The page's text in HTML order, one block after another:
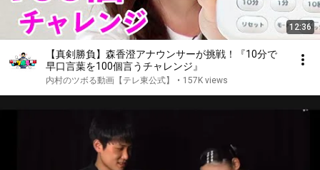
12:36
【真剣勝負】森香澄アナウンサーが挑戦！『10分で
早口言葉を100個言うチャレンジ』
内村のツボる動画【テレ東公式】 • 157K views